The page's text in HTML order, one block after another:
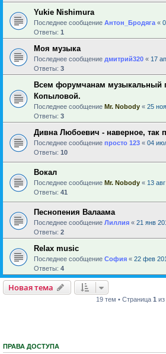
Yukie Nishimura
Последнее сообщение Антон_Бродяга «
Ответы: 1
Моя музыка
Последнее сообщение дмитрий320 « 17
Ответы: 3
Всем форумчанам музыкальный
Копыловой.
Последнее сообщение Mr. Nobody « 25
Ответы: 3
Дивна Любоевич - наверное, так
Последнее сообщение просто 123 « 04
Ответы: 10
Вокал
Последнее сообщение Mr. Nobody « 13
Ответы: 41
Песнопения Валаама
Последнее сообщение Лиллия « 21 янв
Ответы: 2
Relax music
Последнее сообщение София « 22 фев
Ответы: 4
Новая тема
19 тем • Страница 1 из
ПРАВА ДОСТУПА